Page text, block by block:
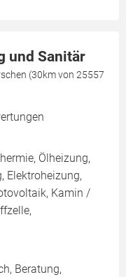
und Sanitär
(30km von 25557
Ölheizung,
Elektroheizung,
Kamin /
Beratung,